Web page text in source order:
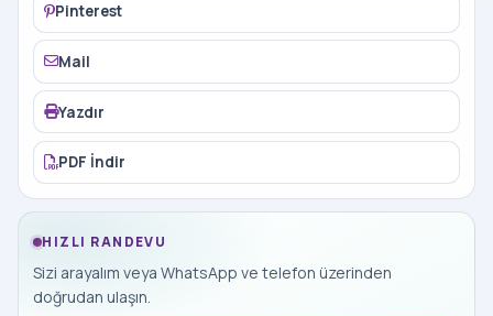
Pinterest
Mail
Yazdır
PDF İndir
HIZLI RANDEVU
Sizi arayalım veya WhatsApp ve telefon üzerinden
doğrudan ulaşın.